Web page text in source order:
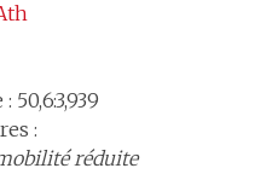
:
réduite